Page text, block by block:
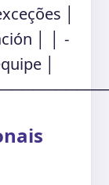
│
│ │ -
│